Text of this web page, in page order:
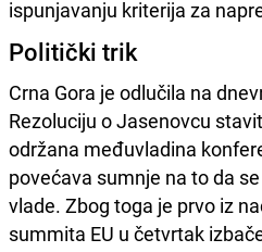
ispunjavanju kriterija za
Politički trik
Crna Gora je odlučila na
Rezoluciju o Jasenovcu
održana međuvladina
povećava sumnje na to da
vlade. Zbog toga je prvo iz
summita EU u četvrtak